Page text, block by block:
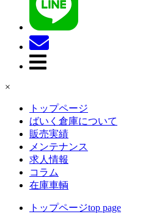
×
トップページ
ばいく倉庫について
販売実績
メンテナンス
求人情報
コラム
在庫車輌
トップページtop page